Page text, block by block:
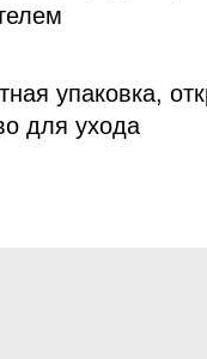
упаковка,
для ухода